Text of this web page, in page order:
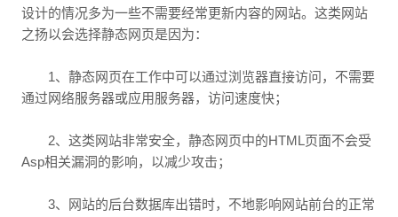
设计的情况多为一些不需要经常更新内容的网站。这类网站
之扬以会选择静态网页是因为：
1、静态网页在工作中可以通过浏览器直接访问，不需要
通过网络服务器或应用服务器，访问速度快；
2、这类网站非常安全，静态网页中的HTML页面不会受
Asp相关漏洞的影响，以减少攻击；
3、网站的后台数据库出错时，不地影响网站前台的正常